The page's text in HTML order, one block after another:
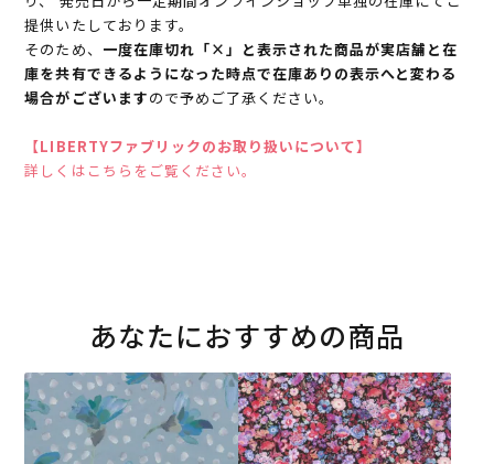
提供いたしております。
そのため、 一度在庫切れ「×」と表示された商品が実店舗と在
庫を共有できるようになった時点で在庫ありの表示へと変わる
場合がございますので予めご了承ください。
【LIBERTYファブリックのお取り扱いについて】
詳しくはこちらをご覧ください。
あなたにおすすめの商品